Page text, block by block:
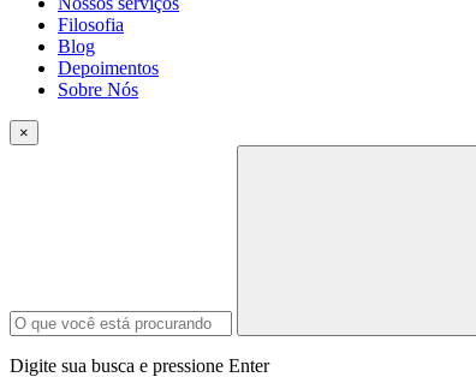
Filosofia
Blog
Depoimentos
Sobre Nós
×
Digite sua busca e pressione Enter